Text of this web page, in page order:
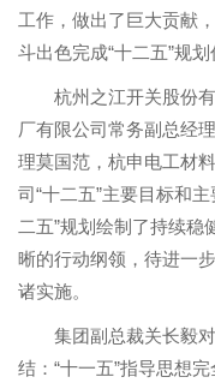
工作，做出了巨大贡献
斗出色完成“十二五”规
杭州之江开关股份
厂有限公司常务副总经
理莫国范，杭申电工材
司“十二五”主要目标和
二五”规划绘制了持续
晰的行动纲领，待进一
诸实施。
集团副总裁关长毅
结：“十一五”指导思想